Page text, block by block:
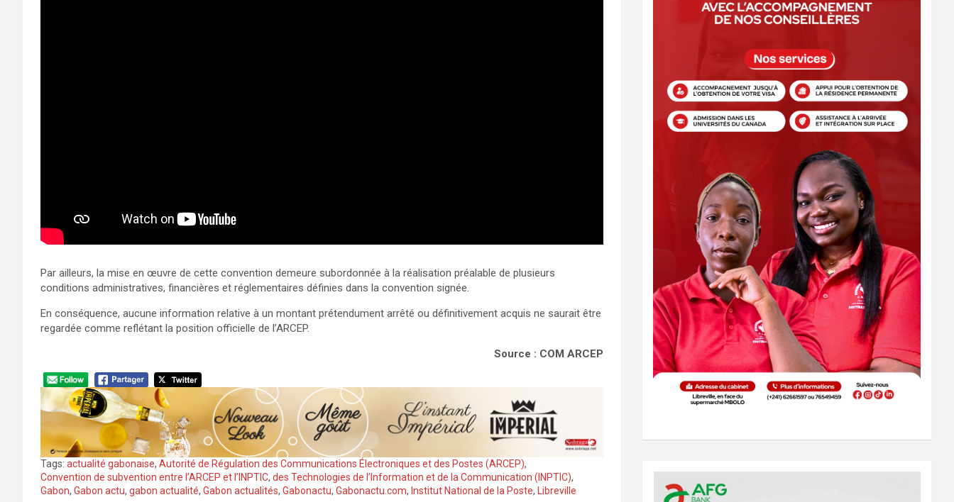
Par ailleurs, la mise en œuvre de cette convention demeure subordonnée à la réalisation préalable de plusieurs
conditions administratives, financières et réglementaires définies dans la convention signée.
En conséquence, aucune information relative à un montant prétendument arrêté ou définitivement acquis ne saurait être
regardée comme reflétant la position officielle de l’ARCEP.
Source : COM ARCEP
Tags: actualité gabonaise, Autorité de Régulation des Communications Électroniques et des Postes (ARCEP),
Convention de subvention entre l’ARCEP et l’INPTIC, des Technologies de l’Information et de la Communication (INPTIC),
Gabon, Gabon actu, gabon actualité, Gabon actualités, Gabonactu, Gabonactu.com, Institut National de la Poste, Libreville